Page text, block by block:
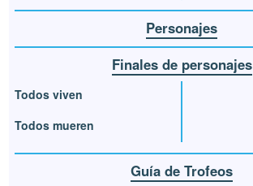
Personajes
Finales de personajes
Todos viven
Todos mueren
Guía de Trofeos